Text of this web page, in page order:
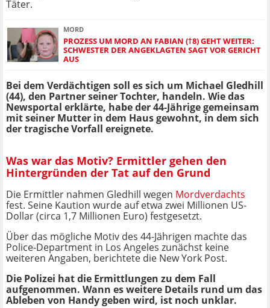
Täter.
MORD
PROZESS UM MORD AN FABIAN (†8) GEHT WEITER:
SCHWESTER DER ANGEKLAGTEN SAGT VOR GERICHT
AUS
Bei dem Verdächtigen soll es sich um Michael Gledhill
(44), den Partner seiner Tochter, handeln. Wie das
Newsportal erklärte, habe der 44-Jährige gemeinsam
mit seiner Mutter in dem Haus gewohnt, in dem sich
der tragische Vorfall ereignete.
Was war das Motiv? Ermittler gehen den
Hintergründen der Tat auf den Grund
Die Ermittler nahmen Gledhill wegen Mordverdachts
fest. Seine Kaution wurde auf etwa zwei Millionen US-
Dollar (circa 1,7 Millionen Euro) festgesetzt.
Über das mögliche Motiv des 44-Jährigen machte das
Police-Department in Los Angeles zunächst keine
weiteren Angaben, berichtete die New York Post.
Die Polizei hat die Ermittlungen zu dem Fall
aufgenommen. Wann es weitere Details rund um das
Ableben von Handy geben wird, ist noch unklar.